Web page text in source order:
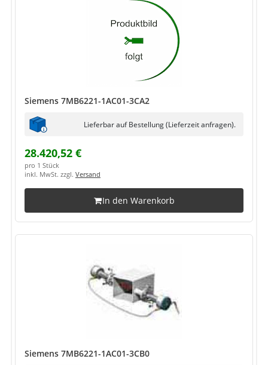
Siemens 7MB6221-1AC01-3CA2
Lieferbar auf Bestellung (Lieferzeit anfragen).
28.420,52 €
pro 1 Stück
inkl. MwSt. zzgl. Versand
In den Warenkorb
Siemens 7MB6221-1AC01-3CB0